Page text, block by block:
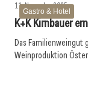
Gastro & Hotel
11. November 2025
K+K Kirnbauer
Das Familienweingut
Weinproduktion